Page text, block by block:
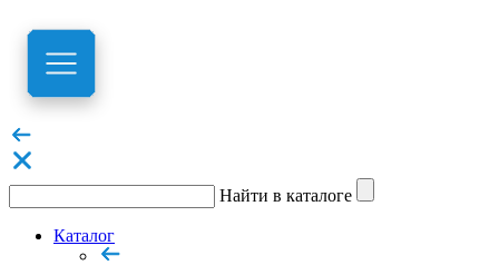
Найти в каталоге
Каталог